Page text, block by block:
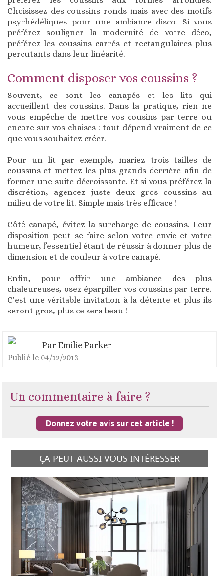
Choisissez des coussins ronds mais avec des motifs
psychédéliques pour une ambiance disco. Si vous
préférez souligner la modernité de votre déco,
préférez les coussins carrés et rectangulaires plus
percutants dans leur linéarité.
Comment disposer vos coussins ?
Souvent, ce sont les canapés et les lits qui
accueillent des coussins. Dans la pratique, rien ne
vous empêche de mettre vos cousins par terre ou
encore sur vos chaises : tout dépend vraiment de ce
que vous souhaitez créer.
Pour un lit par exemple, mariez trois tailles de
coussins et mettez les plus grands derrière afin de
former une suite décroissante. Et si vous préférez la
discrétion, agencez juste deux gros coussins au
milieu de votre lit. Simple mais très efficace !
Côté canapé, évitez la surcharge de coussins. Leur
disposition peut se faire selon votre envie et votre
humeur, l’essentiel étant de réussir à donner plus de
dimension et de couleur à votre canapé.
Enfin, pour offrir une ambiance des plus
chaleureuses, osez éparpiller vos coussins par terre.
C'est une véritable invitation à la détente et plus ils
seront gros, plus ce sera beau !
Par Emilie Parker
Publié le 04/12/2013
Un commentaire à faire ?
Donnez votre avis sur cet article !
ÇA PEUT AUSSI VOUS INTÉRESSER